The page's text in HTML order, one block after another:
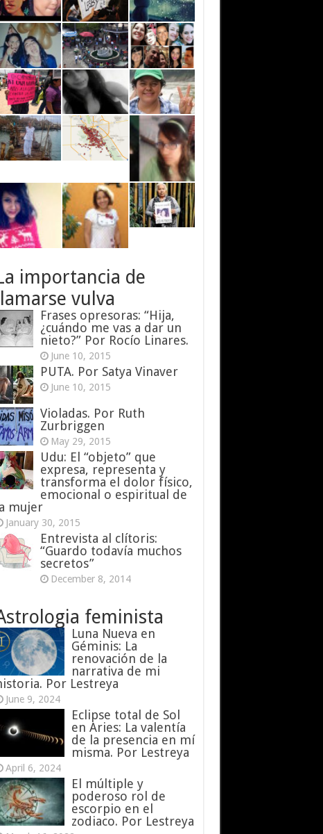
importancia de
llamarse vulva
Frases opresoras: “Hija,
¿cuándo me vas a dar un
nieto?” Por Rocío Linares.
June 10, 2015
PUTA. Por Satya Vinaver
June 10, 2015
Violadas. Por Ruth
Zurbriggen
May 29, 2015
Udu: El “objeto” que
expresa, representa y
transforma el dolor físico,
emocional o espiritual de
la mujer
January 30, 2015
Entrevista al clítoris:
“Guardo todavía muchos
secretos”
December 8, 2014
feminista
Luna Nueva en
Géminis: La
renovación de la
narrativa de mi
Por Lestreya
June 9, 2024
Eclipse total de Sol
en Aries: La valentía
de la presencia en mí
misma. Por Lestreya
April 6, 2024
El múltiple y
poderoso rol de
escorpio en el
zodiaco. Por Lestreya